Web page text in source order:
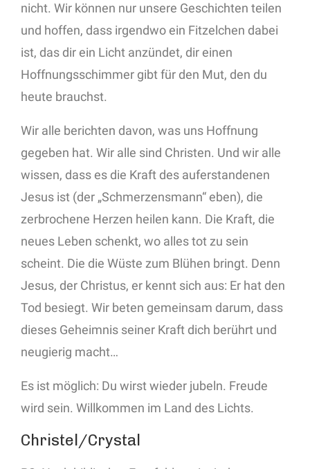
nicht. Wir können nur unsere Geschichten teilen
und hoffen, dass irgendwo ein Fitzelchen dabei
ist, das dir ein Licht anzündet, dir einen
Hoffnungsschimmer gibt für den Mut, den du
heute brauchst.
Wir alle berichten davon, was uns Hoffnung
gegeben hat. Wir alle sind Christen. Und wir alle
wissen, dass es die Kraft des auferstandenen
Jesus ist (der „Schmerzensmann“ eben), die
zerbrochene Herzen heilen kann. Die Kraft, die
neues Leben schenkt, wo alles tot zu sein
scheint. Die die Wüste zum Blühen bringt. Denn
Jesus, der Christus, er kennt sich aus: Er hat den
Tod besiegt. Wir beten gemeinsam darum, dass
dieses Geheimnis seiner Kraft dich berührt und
neugierig macht…
Es ist möglich: Du wirst wieder jubeln. Freude
wird sein. Willkommen im Land des Lichts.
Christel/Crystal